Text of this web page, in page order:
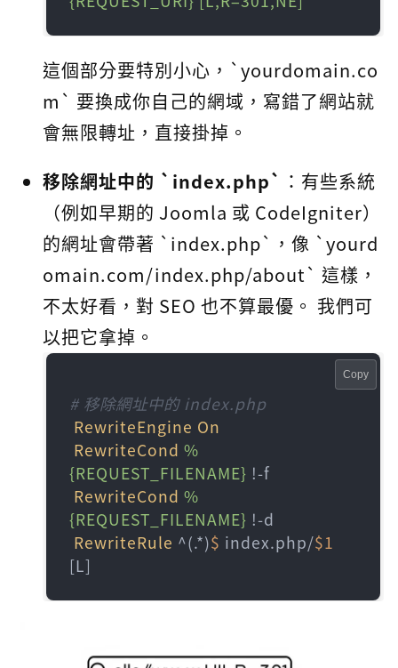
這個部分要特別小心，`yourdomain.co
m` 要換成你自己的網域，寫錯了網站就
會無限轉址，直接掛掉。
移除網址中的 `index.php` ：有些系統
（例如早期的 Joomla 或 CodeIgniter）
的網址會帶著 `index.php`，像 `yourd
omain.com/index.php/about` 這樣，
不太好看，對 SEO 也不算最優。 我們可
以把它拿掉。
# 移除網址中的 index.php
RewriteEngine On
RewriteCond %
{REQUEST_FILENAME} !-f
RewriteCond %
{REQUEST_FILENAME} !-d
RewriteRule ^(.*)$ index.php/$1
[L]
Copy